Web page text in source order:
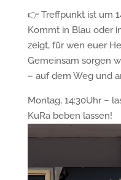
👉 Treffpunkt ist um
Kommt in Blau oder
zeigt, für wen euer
Gemeinsam sorgen
– auf dem Weg und
Montag, 14:30Uhr –
KuRa beben lassen!